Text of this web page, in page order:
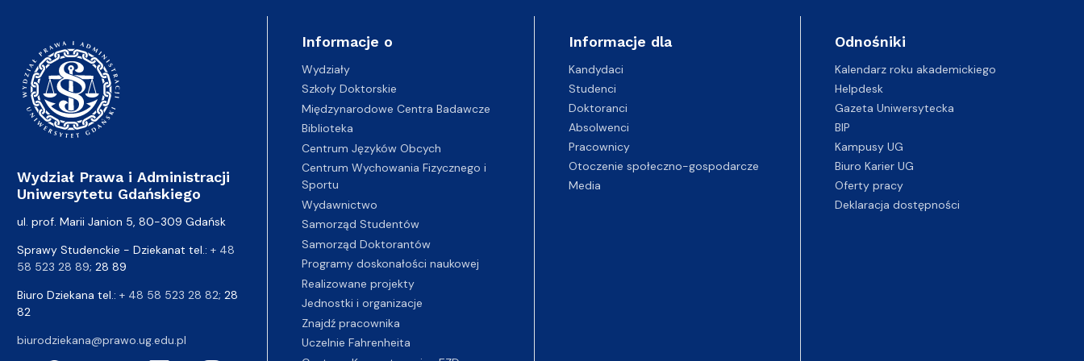
Wydział Prawa i Administracji
Uniwersytetu Gdańskiego
ul. prof. Marii Janion 5, 80-309 Gdańsk
Sprawy Studenckie - Dziekanat tel.: + 48
58 523 28 89; 28 89
Biuro Dziekana tel.: + 48 58 523 28 82; 28
82
biurodziekana@prawo.ug.edu.pl
Informacje o
Wydziały
Szkoły Doktorskie
Międzynarodowe Centra Badawcze
Biblioteka
Centrum Języków Obcych
Centrum Wychowania Fizycznego i
Sportu
Wydawnictwo
Samorząd Studentów
Samorząd Doktorantów
Programy doskonałości naukowej
Realizowane projekty
Jednostki i organizacje
Znajdź pracownika
Uczelnie Fahrenheita
Informacje dla
Kandydaci
Studenci
Doktoranci
Absolwenci
Pracownicy
Otoczenie społeczno-gospodarcze
Media
Odnośniki
Kalendarz roku akademickiego
Helpdesk
Gazeta Uniwersytecka
BIP
Kampusy UG
Biuro Karier UG
Oferty pracy
Deklaracja dostępności